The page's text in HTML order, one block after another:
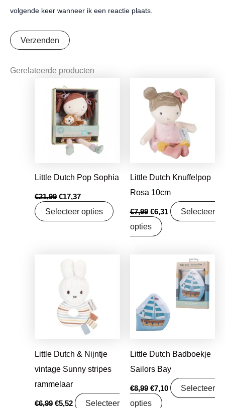
volgende keer wanneer ik een reactie plaats.
Gerelateerde producten
Little Dutch Pop Sophia
€21,99
prijs
was:
€21,99.
€17,37
prijs
is:
€17,37.
Selecteer opties
Little Dutch Knuffelpop
Rosa 10cm
€7,99
prijs
was:
€7,99.
€6,31
prijs
is:
€6,31.
Selecteer
opties
Little Dutch & Nijntje
vintage Sunny stripes
rammelaar
€6,99 €5,52
is:
Selecteer
Little Dutch Badboekje
Sailors Bay
€8,99
Oorspronkelijke
€7,10
Huidige
prijs
€7,10.
Selecteer
opties